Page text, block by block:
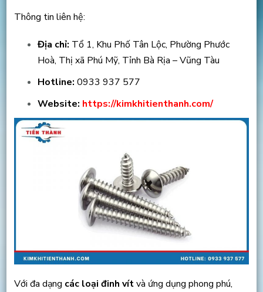
Thông tin liên hệ:
Địa chỉ: Tổ 1, Khu Phố Tân Lộc, Phường Phước
Hoà, Thị xã Phú Mỹ, Tỉnh Bà Rịa – Vũng Tàu
Hotline: 0933 937 577
Website: https://kimkhitienthanh.com/
Với đa dạng các loại đinh vítvà ứng dụng phong phú,